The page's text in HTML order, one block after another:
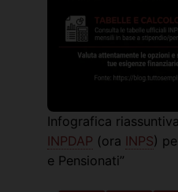
Infografica
INPDAP (ora INPS)
e Pensionati”